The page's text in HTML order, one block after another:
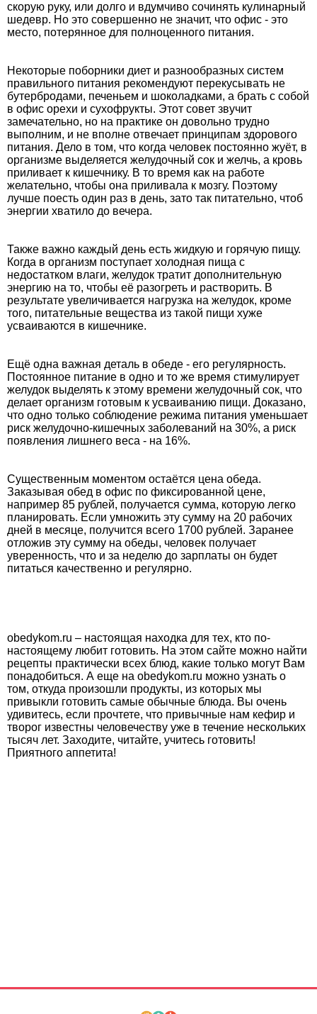
скорую руку, или долго и вдумчиво сочинять кулинарный
шедевр. Но это совершенно не значит, что офис - это
место, потерянное для полноценного питания.
Некоторые поборники диет и разнообразных систем
правильного питания рекомендуют перекусывать не
бутербродами, печеньем и шоколадками, а брать с собой
в офис орехи и сухофрукты. Этот совет звучит
замечательно, но на практике он довольно трудно
выполним, и не вполне отвечает принципам здорового
питания. Дело в том, что когда человек постоянно жуёт, в
организме выделяется желудочный сок и желчь, а кровь
приливает к кишечнику. В то время как на работе
желательно, чтобы она приливала к мозгу. Поэтому
лучше поесть один раз в день, зато так питательно, чтоб
энергии хватило до вечера.
Также важно каждый день есть жидкую и горячую пищу.
Когда в организм поступает холодная пища с
недостатком влаги, желудок тратит дополнительную
энергию на то, чтобы её разогреть и растворить. В
результате увеличивается нагрузка на желудок, кроме
того, питательные вещества из такой пищи хуже
усваиваются в кишечнике.
Ещё одна важная деталь в обеде - его регулярность.
Постоянное питание в одно и то же время стимулирует
желудок выделять к этому времени желудочный сок, что
делает организм готовым к усваиванию пищи. Доказано,
что одно только соблюдение режима питания уменьшает
риск желудочно-кишечных заболеваний на 30%, а риск
появления лишнего веса - на 16%.
Существенным моментом остаётся цена обеда.
Заказывая обед в офис по фиксированной цене,
например 85 рублей, получается сумма, которую легко
планировать. Если умножить эту сумму на 20 рабочих
дней в месяце, получится всего 1700 рублей. Заранее
отложив эту сумму на обеды, человек получает
уверенность, что и за неделю до зарплаты он будет
питаться качественно и регулярно.
obedykom.ru – настоящая находка для тех, кто по-
настоящему любит готовить. На этом сайте можно найти
рецепты практически всех блюд, какие только могут Вам
понадобиться. А еще на obedykom.ru можно узнать о
том, откуда произошли продукты, из которых мы
привыкли готовить самые обычные блюда. Вы очень
удивитесь, если прочтете, что привычные нам кефир и
творог известны человечеству уже в течение нескольких
тысяч лет. Заходите, читайте, учитесь готовить!
Приятного аппетита!